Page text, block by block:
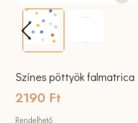
Színes pöttyök falmatrica
2190 Ft
Rendelhető